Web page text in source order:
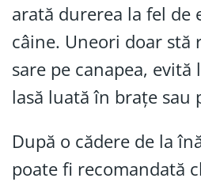
arată durerea la fel de
câine. Uneori doar stă
sare pe canapea,
lasă luată în brațe sau
După o cădere de la
poate fi recomandată